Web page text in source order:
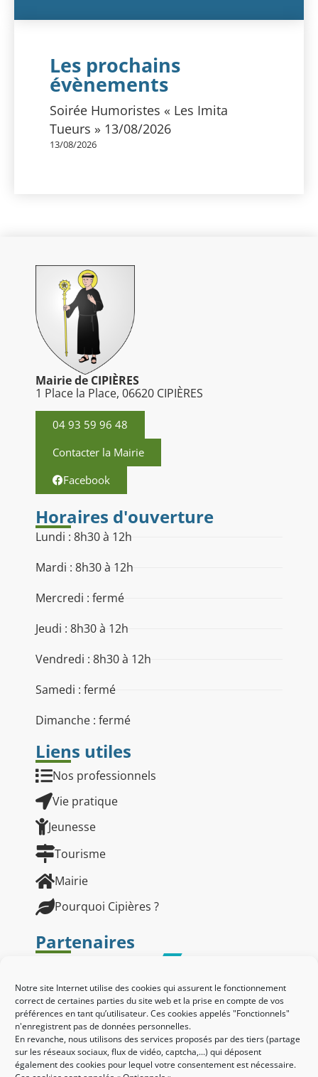
Notre site Internet utilise des cookies qui assurent le fonctionnement
correct de certaines parties du site web et la prise en compte de vos
préférences en tant qu’utilisateur. Ces cookies appelés "Fonctionnels"
n'enregistrent pas de données personnelles.
En revanche, nous utilisons des services proposés par des tiers (partage
sur les réseaux sociaux, flux de vidéo, captcha,...) qui déposent
également des cookies pour lequel votre consentement est nécessaire.
Les prochains
évènements
Soirée Humoristes « Les Imita
Tueurs » 13/08/2026
13/08/2026
Mairie de CIPIÈRES
1 Place la Place, 06620 CIPIÈRES
04 93 59 96 48
Contacter la Mairie
Facebook
Horaires d'ouverture
Lundi : 8h30 à 12h
Mardi : 8h30 à 12h
Mercredi : fermé
Jeudi : 8h30 à 12h
Vendredi : 8h30 à 12h
Samedi : fermé
Dimanche : fermé
Liens utiles
Nos professionnels
Vie pratique
Jeunesse
Tourisme
Mairie
Pourquoi Cipières ?
Partenaires